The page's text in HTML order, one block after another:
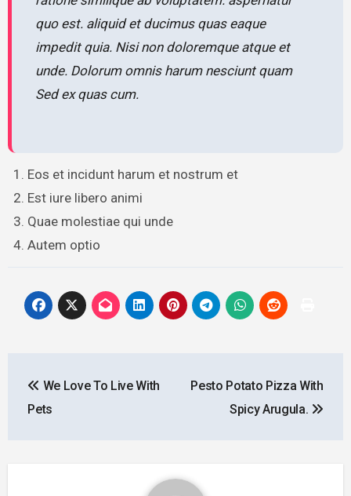
quo est. aliquid et ducimus quas eaque
impedit quia. Nisi non doloremque atque et
unde. Dolorum omnis harum nesciunt quam
Sed ex quas cum.
Eos et incidunt harum et nostrum et
Est iure libero animi
Quae molestiae qui unde
Autem optio
navigation
We Love To Live With
Pets
Pesto Potato Pizza With
Spicy Arugula.